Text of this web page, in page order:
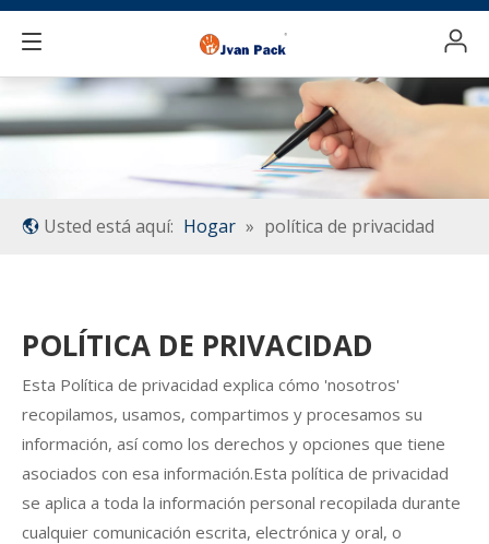
Usted está aquí: Hogar » política de privacidad
POLÍTICA DE PRIVACIDAD
Esta Política de privacidad explica cómo 'nosotros'
recopilamos, usamos, compartimos y procesamos su
información, así como los derechos y opciones que tiene
asociados con esa información.Esta política de privacidad
se aplica a toda la información personal recopilada durante
cualquier comunicación escrita, electrónica y oral, o